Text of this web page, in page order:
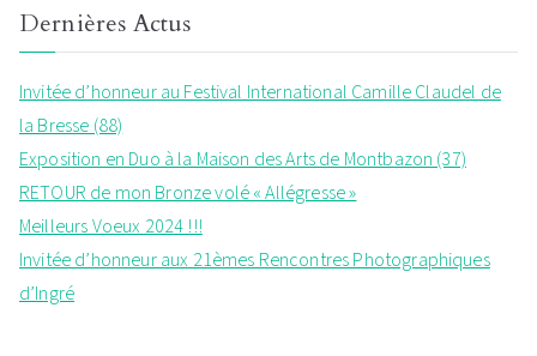
Dernières Actus
Invitée d’honneur au Festival International Camille Claudel de
la Bresse (88)
Exposition en Duo à la Maison des Arts de Montbazon (37)
RETOUR de mon Bronze volé « Allégresse »
Meilleurs Voeux 2024 !!!
Invitée d’honneur aux 21èmes Rencontres Photographiques
d’Ingré